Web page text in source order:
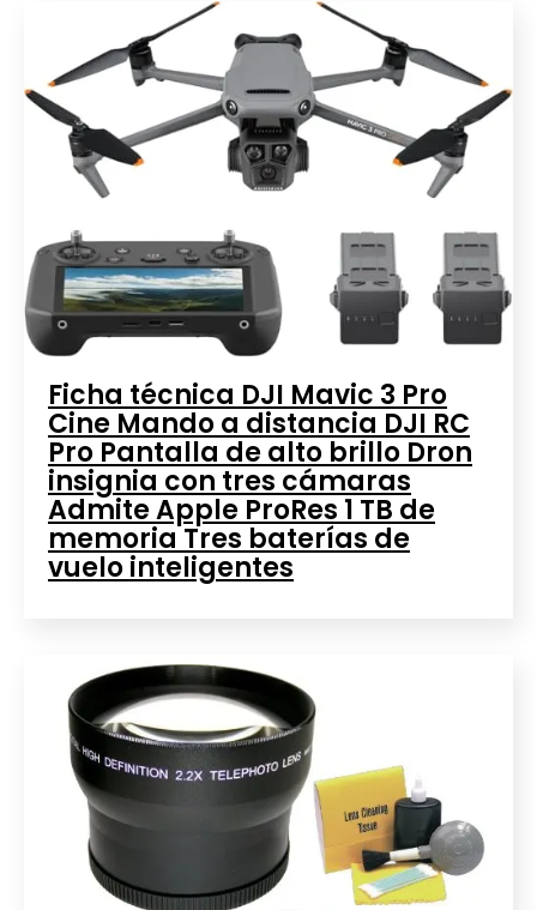
Ficha técnica DJI Mavic 3 Pro
Cine Mando a distancia DJI RC
Pro Pantalla de alto brillo Dron
insignia con tres cámaras
Admite Apple ProRes 1 TB de
memoria Tres baterías de
vuelo inteligentes